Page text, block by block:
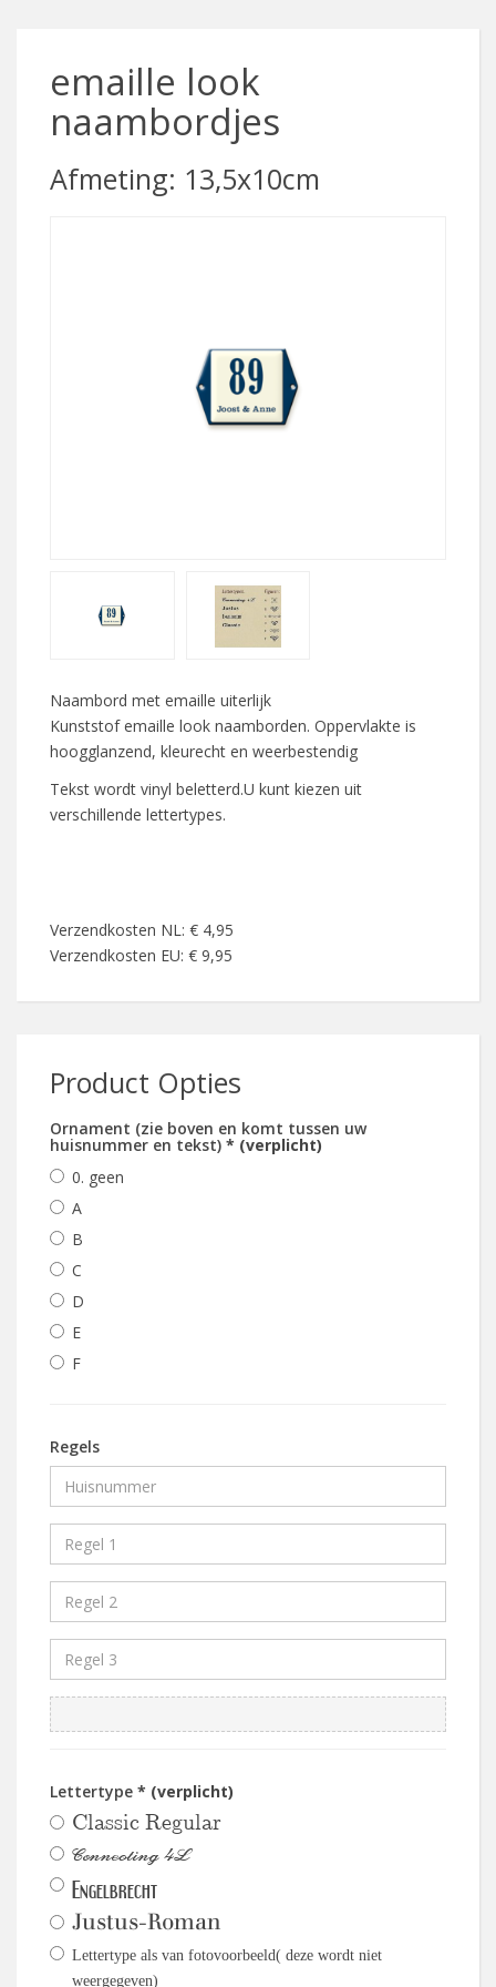
emaille look
naambordjes
Afmeting: 13,5x10cm
Naambord met emaille uiterlijk
Kunststof emaille look naamborden. Oppervlakte is
hoogglanzend, kleurecht en weerbestendig
Tekst wordt vinyl beletterd.U kunt kiezen uit
verschillende lettertypes.
Verzendkosten NL: € 4,95
Verzendkosten EU: € 9,95
Product Opties
Ornament (zie boven en komt tussen uw
huisnummer en tekst) * (verplicht)
0. geen
A
B
C
D
E
F
Regels
Lettertype * (verplicht)
Classic Regular
Connecting 4L
Engelbrecht
Justus-Roman
Lettertype als van fotovoorbeeld( deze wordt niet
weergegeven)